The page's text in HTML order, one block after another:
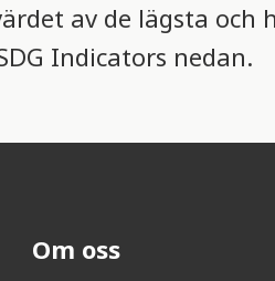
av de lägsta och
Indicators nedan.
Om oss